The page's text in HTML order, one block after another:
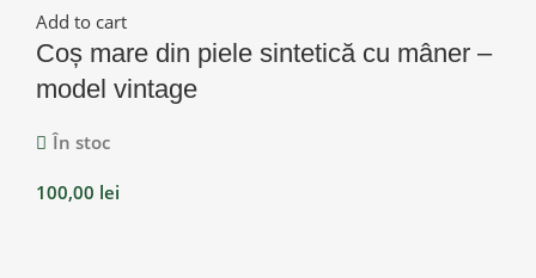
Add to cart
Coș mare din piele sintetică cu mâner –
model vintage
În stoc
100,00 lei